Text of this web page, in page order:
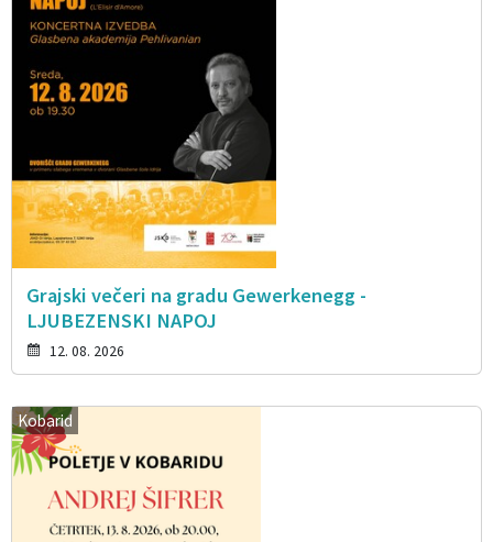
Grajski večeri na gradu Gewerkenegg -
LJUBEZENSKI NAPOJ
12. 08. 2026
Kobarid